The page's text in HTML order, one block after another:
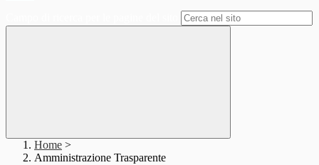
Home >
Amministrazione Trasparente